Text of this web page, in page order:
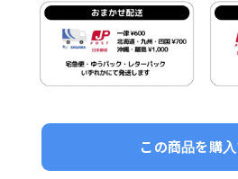
この商品を購入